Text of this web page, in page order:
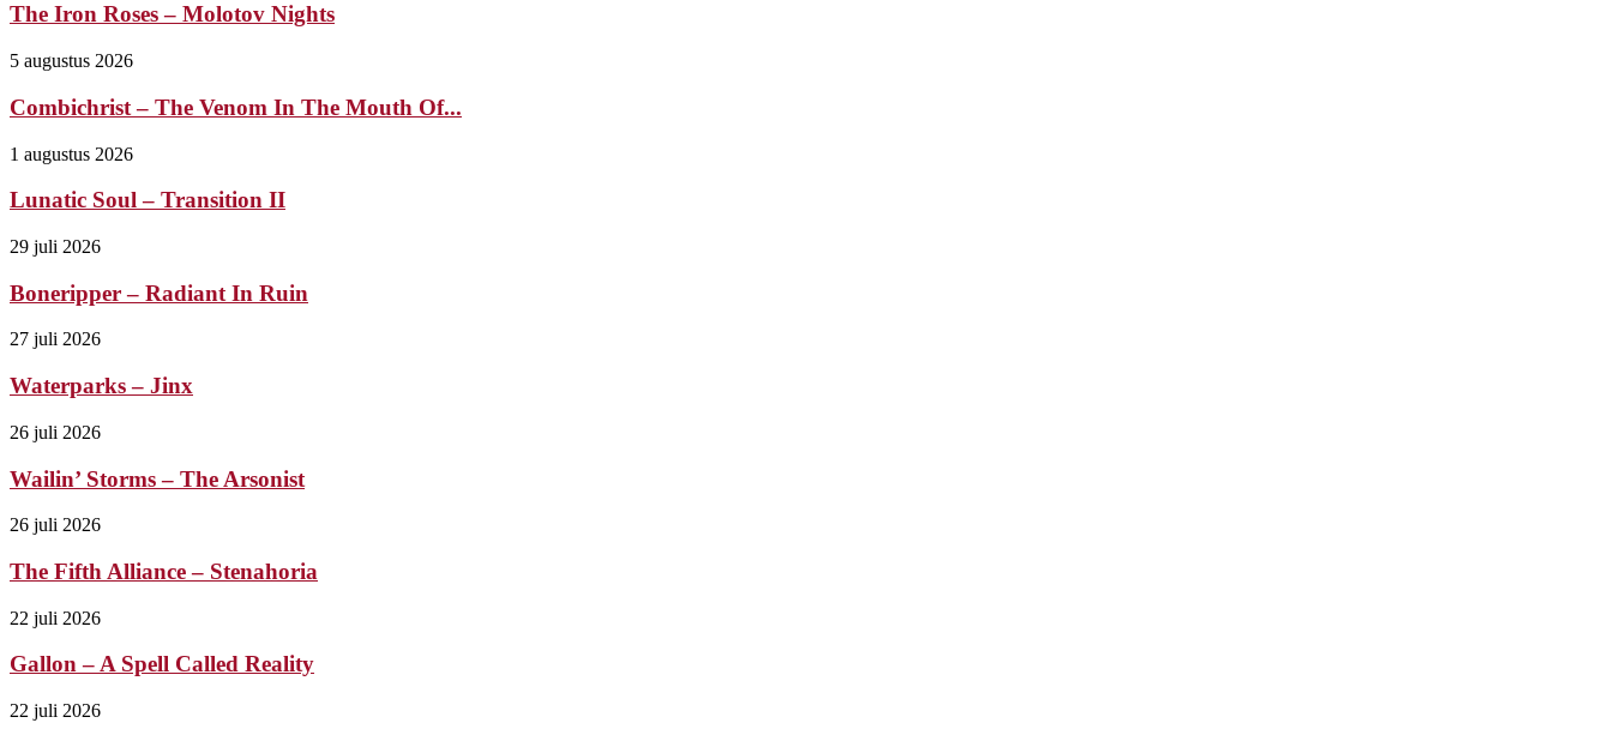
The Iron Roses – Molotov Nights
5 augustus 2026
Combichrist – The Venom In The Mouth Of...
1 augustus 2026
Lunatic Soul – Transition II
29 juli 2026
Boneripper – Radiant In Ruin
27 juli 2026
Waterparks – Jinx
26 juli 2026
Wailin’ Storms – The Arsonist
26 juli 2026
The Fifth Alliance – Stenahoria
22 juli 2026
Gallon – A Spell Called Reality
22 juli 2026